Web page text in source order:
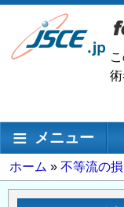
メ
ン
移
メインナビゲーシ
メニュー
パ
ン
ホーム 不等流の